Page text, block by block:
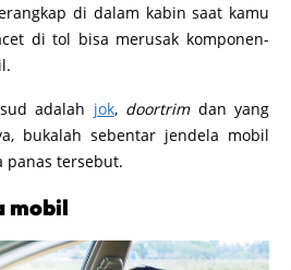
di dalam kabin saat kamu
di tol bisa merusak komponen-
adalah jok, doortrimdan yang
bukalah sebentar jendela mobil
panas tersebut.
mobil